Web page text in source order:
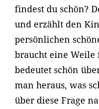
findest du schön?
und erzählt den
persönlichen
braucht eine
bedeutet schön
man heraus, was
über diese Frage